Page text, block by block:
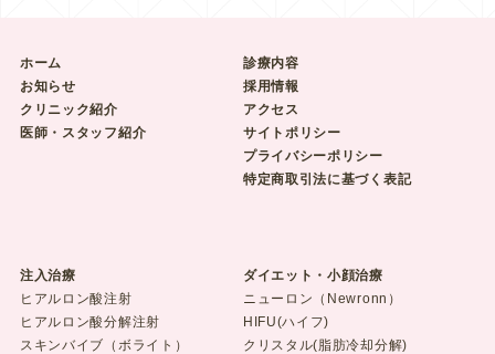
ホーム
お知らせ
クリニック紹介
医師・スタッフ紹介
診療内容
採用情報
アクセス
サイトポリシー
プライバシーポリシー
特定商取引法に基づく表記
注入治療
ヒアルロン酸注射
ヒアルロン酸分解注射
スキンバイブ（ボライト）
ダイエット・小顔治療
ニューロン（Newronn）
HIFU(ハイフ)
クリスタル(脂肪冷却分解)